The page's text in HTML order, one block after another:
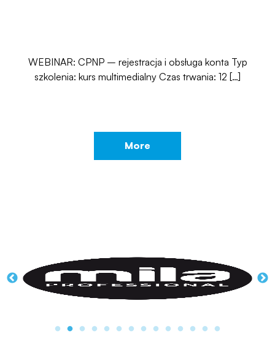
WEBINAR: CPNP – rejestracja i obsługa konta Typ
szkolenia: kurs multimedialny Czas trwania: 12 […]
More